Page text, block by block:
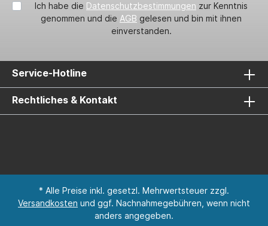
Ich habe die Datenschutzbestimmungen zur Kenntnis
genommen und die AGB gelesen und bin mit ihnen
einverstanden.
Service-Hotline
Rechtliches & Kontakt
* Alle Preise inkl. gesetzl. Mehrwertsteuer zzgl.
Versandkosten und ggf. Nachnahmegebühren, wenn nicht
anders angegeben.